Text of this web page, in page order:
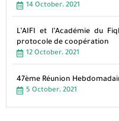
14 October، 2021
L’AIFI et l’Académie du
protocole de coopération
12 October، 2021
47ème Réunion
5 October، 2021